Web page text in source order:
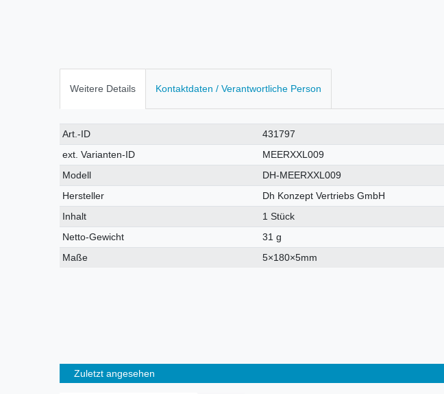
Weitere Details Kontaktdaten / Verantwortliche Person
Technisches
Merkmal
Wert
Art.-ID
431797
ext. Varianten-ID
MEERXXL009
Modell
DH-MEERXXL009
Hersteller
Dh Konzept Vertriebs GmbH
Inhalt
1 Stück
Netto-Gewicht
31 g
Maße
5×180×5mm
Zuletzt angesehen